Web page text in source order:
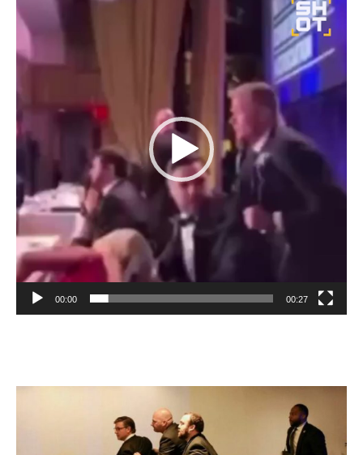
Oynadıcı
00:00 00:27